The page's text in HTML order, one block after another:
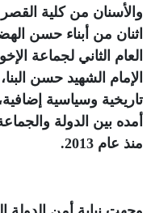
والأسنان من كلية
اثنان من أبناء حسن
العام الثاني لجماعة
الإمام الشهيد حسن
تاريخية وسياسية
أمده بين الدولة
منذ عام 2013
.